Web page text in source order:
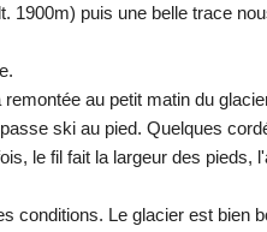
1900m) puis une belle trace
au petit matin du
ski au pied. Quelques
le fil fait la largeur des
conditions. Le glacier est